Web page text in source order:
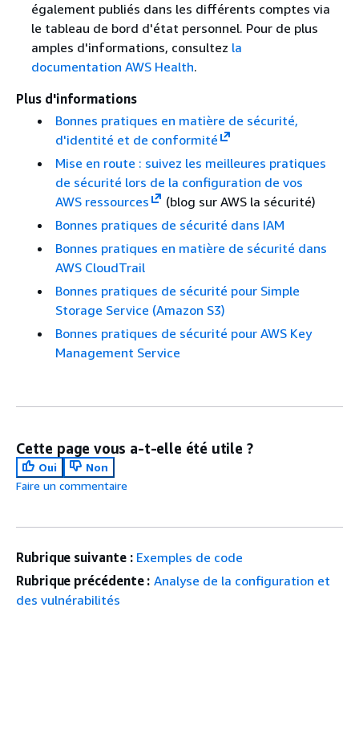
également publiés dans les différents comptes via
le tableau de bord d'état personnel. Pour de plus
amples d'informations, consultez la
documentation AWS Health.
Plus d'informations
Bonnes pratiques en matière de sécurité,
d'identité et de conformité
Mise en route : suivez les meilleures pratiques
de sécurité lors de la configuration de vos
AWS ressources
(blog sur AWS la sécurité)
Bonnes pratiques de sécurité dans IAM
Bonnes pratiques en matière de sécurité dans
AWS CloudTrail
Bonnes pratiques de sécurité pour Simple
Storage Service (Amazon S3)
Bonnes pratiques de sécurité pour AWS Key
Management Service
Cette page vous a-t-elle été utile ?
Oui
Non
Faire un commentaire
Rubrique suivante : Exemples de code
Rubrique précédente : Analyse de la configuration et
des vulnérabilités